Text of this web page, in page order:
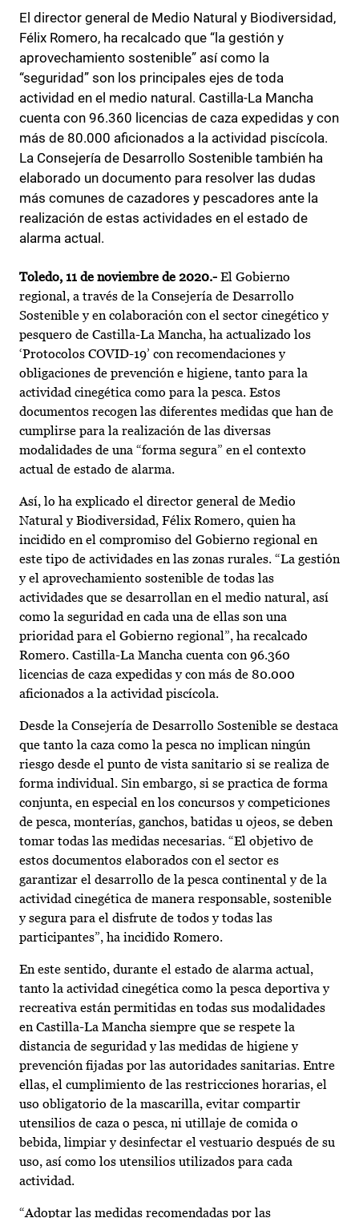
El director general de Medio Natural y Biodiversidad,
Félix Romero, ha recalcado que “la gestión y
aprovechamiento sostenible” así como la
“seguridad” son los principales ejes de toda
actividad en el medio natural. Castilla-La Mancha
cuenta con 96.360 licencias de caza expedidas y con
más de 80.000 aficionados a la actividad piscícola.
La Consejería de Desarrollo Sostenible también ha
elaborado un documento para resolver las dudas
más comunes de cazadores y pescadores ante la
realización de estas actividades en el estado de
alarma actual.
Toledo, 11 de noviembre de 2020.- El Gobierno
regional, a través de la Consejería de Desarrollo
Sostenible y en colaboración con el sector cinegético y
pesquero de Castilla-La Mancha, ha actualizado los
‘Protocolos COVID-19’ con recomendaciones y
obligaciones de prevención e higiene, tanto para la
actividad cinegética como para la pesca. Estos
documentos recogen las diferentes medidas que han de
cumplirse para la realización de las diversas
modalidades de una “forma segura” en el contexto
actual de estado de alarma.
Así, lo ha explicado el director general de Medio
Natural y Biodiversidad, Félix Romero, quien ha
incidido en el compromiso del Gobierno regional en
este tipo de actividades en las zonas rurales. “La gestión
y el aprovechamiento sostenible de todas las
actividades que se desarrollan en el medio natural, así
como la seguridad en cada una de ellas son una
prioridad para el Gobierno regional”, ha recalcado
Romero. Castilla-La Mancha cuenta con 96.360
licencias de caza expedidas y con más de 80.000
aficionados a la actividad piscícola.
Desde la Consejería de Desarrollo Sostenible se destaca
que tanto la caza como la pesca no implican ningún
riesgo desde el punto de vista sanitario si se realiza de
forma individual. Sin embargo, si se practica de forma
conjunta, en especial en los concursos y competiciones
de pesca, monterías, ganchos, batidas u ojeos, se deben
tomar todas las medidas necesarias. “El objetivo de
estos documentos elaborados con el sector es
garantizar el desarrollo de la pesca continental y de la
actividad cinegética de manera responsable, sostenible
y segura para el disfrute de todos y todas las
participantes”, ha incidido Romero.
En este sentido, durante el estado de alarma actual,
tanto la actividad cinegética como la pesca deportiva y
recreativa están permitidas en todas sus modalidades
en Castilla-La Mancha siempre que se respete la
distancia de seguridad y las medidas de higiene y
prevención fijadas por las autoridades sanitarias. Entre
ellas, el cumplimiento de las restricciones horarias, el
uso obligatorio de la mascarilla, evitar compartir
utensilios de caza o pesca, ni utillaje de comida o
bebida, limpiar y desinfectar el vestuario después de su
uso, así como los utensilios utilizados para cada
actividad.
“Adoptar las medidas recomendadas por las